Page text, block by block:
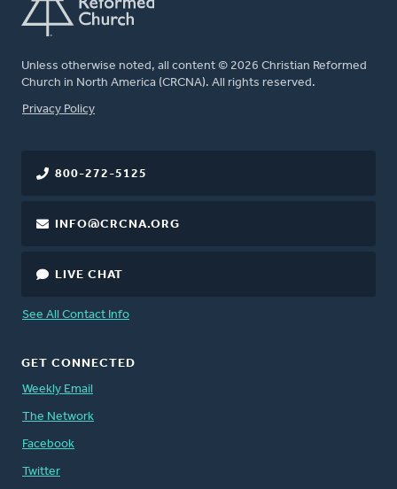
Unless otherwise noted, all content © 2026 Christian Reformed
Church in North America (CRCNA). All rights reserved.
FOOTER
Privacy Policy
800-272-5125
INFO@CRCNA.ORG
LIVE CHAT
See All Contact Info
GET CONNECTED
Weekly Email
The Network
Facebook
Twitter